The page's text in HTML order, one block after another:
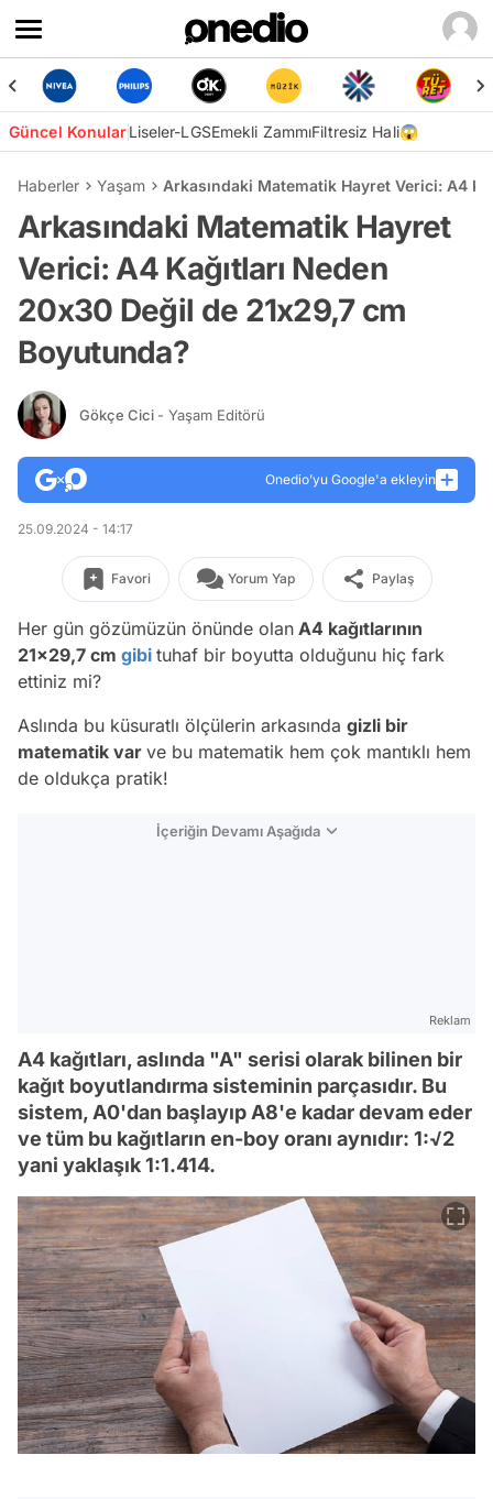
Güncel KonularLiseler-LGSEmekli ZammıFiltresiz Hali😱
Haberler Yaşam Arkasındaki Matematik Hayret Verici: A4
Arkasındaki Matematik Hayret
Verici: A4 Kağıtları Neden
20x30 Değil de 21x29,7 cm
Boyutunda?
Gökçe Cici - Yaşam Editörü
Onedio’yu Google'a ekleyin
25.09.2024 - 14:17
Favori Yorum Yap Paylaş
Her gün gözümüzün önünde olan A4 kağıtlarının
21x29,7 cm gibi tuhaf bir boyutta olduğunu hiç fark
ettiniz mi?
Aslında bu küsuratlı ölçülerin arkasında gizli bir
matematik var ve bu matematik hem çok mantıklı hem
de oldukça pratik!
İçeriğin Devamı Aşağıda
Reklam
A4 kağıtları, aslında "A" serisi olarak bilinen bir
kağıt boyutlandırma sisteminin parçasıdır. Bu
sistem, A0'dan başlayıp A8'e kadar devam eder
ve tüm bu kağıtların en-boy oranı aynıdır: 1:√2
yani yaklaşık 1:1.414.